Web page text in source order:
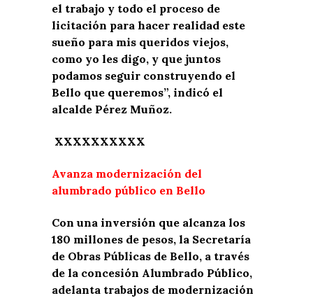
el trabajo y todo el proceso de
licitación para hacer realidad este
sueño para mis queridos viejos,
como yo les digo, y que juntos
podamos seguir construyendo el
Bello que queremos”, indicó el
alcalde Pérez Muñoz.
XXXXXXXXXX
Avanza modernización del
alumbrado público en Bello
Con una inversión que alcanza los
180 millones de pesos, la Secretaría
de Obras Públicas de Bello, a través
de la concesión Alumbrado Público,
adelanta trabajos de modernización